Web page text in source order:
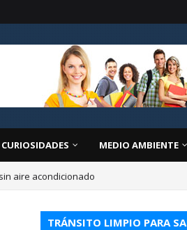
CURIOSIDADES MEDIO AMBIENTE
aire acondicionado
TRÁNSITO LIMPIO PARA